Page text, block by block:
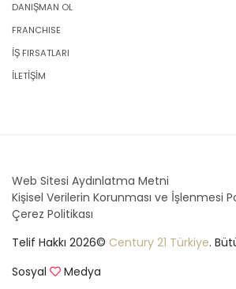
DANIŞMAN OL
FRANCHISE
İŞ FIRSATLARI
İLETİŞİM
Web Sitesi Aydınlatma Metni
Kişisel Verilerin Korunması ve İşlenmesi
Çerez Politikası
Telif Hakkı 2026© Century 21 Türkiye.
Sosyal
Medya